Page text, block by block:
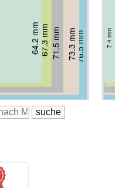
76.8 mm 9.4 mm
75.6 mm 8.9 mm
76 mm 9 mm
75.8 mm 8.9 mm
76.5 mm 8.1 mm
73.3 mm 8.2 mm
71.5 mm 7.7 mm
67.3 mm 7.3 mm
64.2 mm 7.65 mm
64.2 mm 7.4 mm